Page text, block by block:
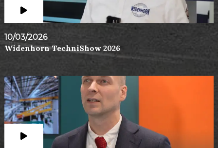
10/03/2026
Widenhorn TechniShow 2026